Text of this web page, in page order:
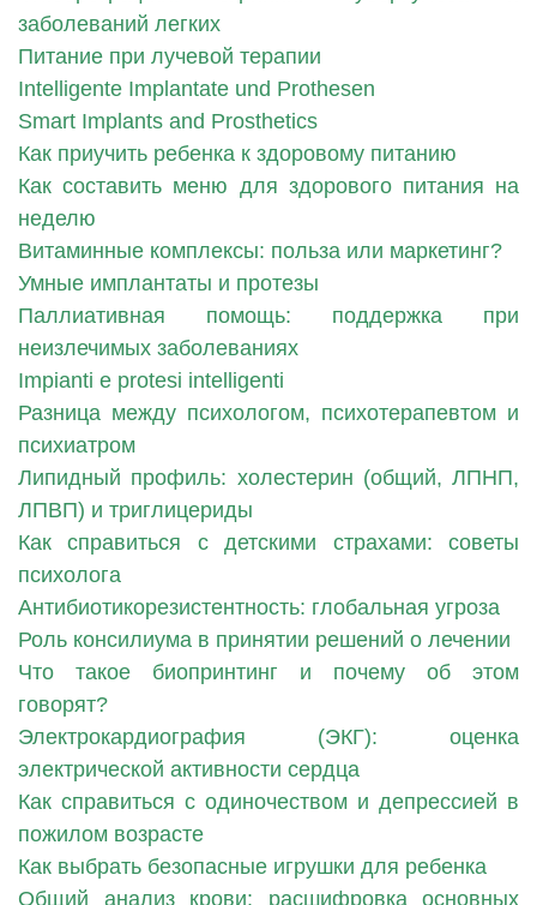
заболеваний легких
Питание при лучевой терапии
Intelligente Implantate und Prothesen
Smart Implants and Prosthetics
Как приучить ребенка к здоровому питанию
Как составить меню для здорового питания на
неделю
Витаминные комплексы: польза или маркетинг?
Умные имплантаты и протезы
Паллиативная помощь: поддержка при
неизлечимых заболеваниях
Impianti e protesi intelligenti
Разница между психологом, психотерапевтом и
психиатром
Липидный профиль: холестерин (общий, ЛПНП,
ЛПВП) и триглицериды
Как справиться с детскими страхами: советы
психолога
Антибиотикорезистентность: глобальная угроза
Роль консилиума в принятии решений о лечении
Что такое биопринтинг и почему об этом
говорят?
Электрокардиография (ЭКГ): оценка
электрической активности сердца
Как справиться с одиночеством и депрессией в
пожилом возрасте
Как выбрать безопасные игрушки для ребенка
Общий анализ крови: расшифровка основных